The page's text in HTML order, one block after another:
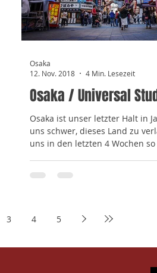
Osaka / Universal
Osaka ist unser letzter Halt in
uns schwer, dieses Land zu
uns in den letzten 4 Wochen so
Osaka
12. Nov. 2018
4 Min. Lesezeit
3 4 5